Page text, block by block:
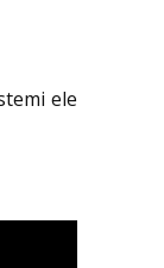
ele